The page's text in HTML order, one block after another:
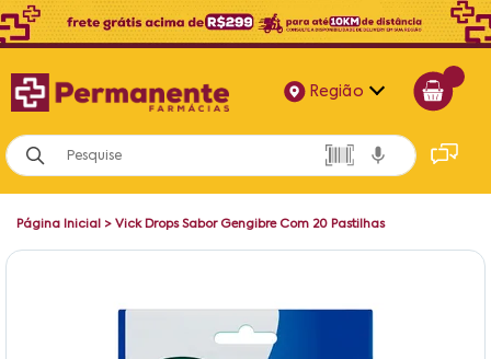
Região
Alagoas
Bahia
Página Inicial > Vick Drops Sabor Gengibre Com 20 Pastilhas